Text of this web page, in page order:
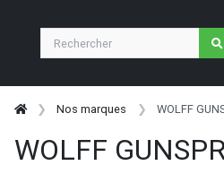
Nos marques WOLFF
WOLFF